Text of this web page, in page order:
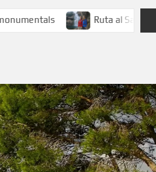
Ruta al Salt de Sallent: